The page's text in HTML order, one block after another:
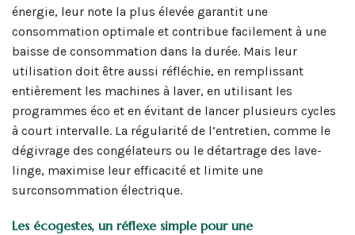
énergie, leur note la plus élevée garantit une
consommation optimale et contribue facilement à une
baisse de consommation dans la durée. Mais leur
utilisation doit être aussi réfléchie, en remplissant
entièrement les machines à laver, en utilisant les
programmes éco et en évitant de lancer plusieurs cycles
à court intervalle. La régularité de l’entretien, comme le
dégivrage des congélateurs ou le détartrage des lave-
linge, maximise leur efficacité et limite une
surconsommation électrique.
Les écogestes, un réflexe simple pour une